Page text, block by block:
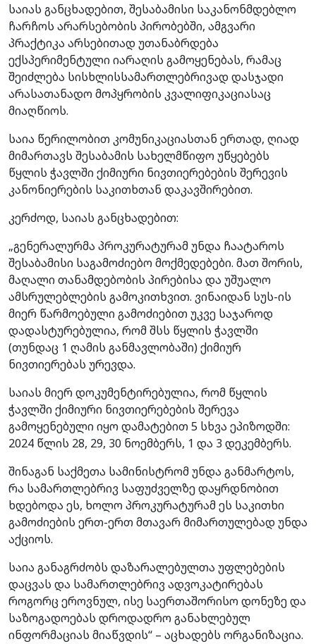
საიას განცხადებით, შესაბამისი საკანონმდებლო
ჩარჩოს არარსებობის პირობებში, ამგვარი
პრაქტიკა არსებითად უთანაბრდება
ექსპერიმენტული იარაღის გამოყენებას, რამაც
შეიძლება სისხლისსამართლებრივად დასჯადი
არასათანადო მოპყრობის კვალიფიკაციასაც
მიაღწიოს.
საია წერილობით კომუნიკაციასთან ერთად, ღიად
მიმართავს შესაბამის სახელმწიფო უწყებებს
წყლის ჭავლში ქიმიური ნივთიერებების შერევის
კანონიერების საკითხთან დაკავშირებით.
კერძოდ, საიას განცხადებით:
„გენერალურმა პროკურატურამ უნდა ჩაატაროს
შესაბამისი საგამოძიებო მოქმედებები. მათ შორის,
მაღალი თანამდებობის პირებისა და უშუალო
ამსრულებლების გამოკითხვით. ვინაიდან სუს-ის
მიერ წარმოებული გამოძიებით უკვე საჯაროდ
დადასტურებულია, რომ შსს წყლის ჭავლში
(თუნდაც 1 ღამის განმავლობაში) ქიმიურ
ნივთიერებას ურევდა.
საიას მიერ დოკუმენტირებულია, რომ წყლის
ჭავლში ქიმიური ნივთიერებების შერევა
გამოყენებული იყო დამატებით 5 სხვა ეპიზოდში:
2024 წლის 28, 29, 30 ნოემბერს, 1 და 3 დეკემბერს.
შინაგან საქმეთა სამინისტრომ უნდა განმარტოს,
რა სამართლებრივ საფუძველზე დაყრდნობით
ხდებოდა ეს, ხოლო პროკურატურამ ეს საკითხი
გამოძიების ერთ-ერთ მთავარ მიმართულებად უნდა
აქციოს.
საია განაგრძობს დაზარალებულთა უფლებების
დაცვას და სამართლებრივ ადვოკატირებას
როგორც ეროვნულ, ისე საერთაშორისო დონეზე და
საზოგადოებას დროდადრო განახლებულ
ინფორმაციას მიაწვდის“ – აცხადებს ორგანიზაცია.